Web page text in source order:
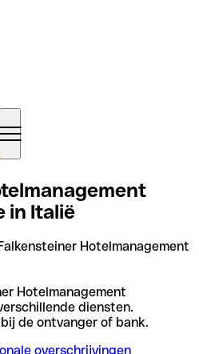
in Italië
Hotelmanagement
Hotelmanagement
diensten.
de ontvanger of bank.
overschrijvingen